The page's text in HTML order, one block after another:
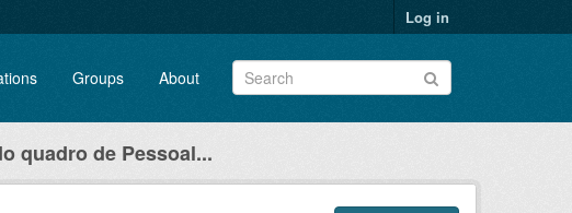
Log in
Groups About
quadro de Pessoal...